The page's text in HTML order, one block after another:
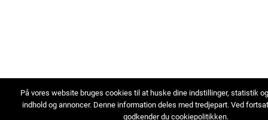
På vores website bruges cookies til at huske dine indstillinger, statistik
indhold og annoncer. Denne information deles med tredjepart. Ved
godkender du cookiepolitikken.